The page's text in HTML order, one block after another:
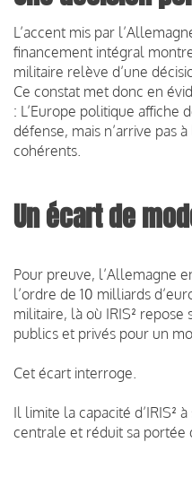
L’accent mis par
financement intégral
militaire relève d’une
Ce constat met donc en
: L’Europe politique affiche
défense, mais n’arrive pas
cohérents.
Un écart de
Pour preuve, l’Allemagne
l’ordre de 10 milliards
militaire, là où IRIS² repose
publics et privés pour un
Cet écart interroge.
Il limite la capacité d’IRIS²
centrale et réduit sa portée